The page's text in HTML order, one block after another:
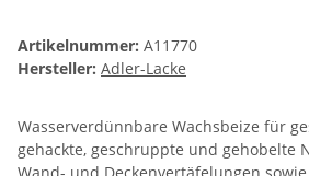
Artikelnummer: A11770
Hersteller: Adler-Lacke
Wasserverdünnbare Wachsbeize für
gehackte, geschruppte und gehobelte